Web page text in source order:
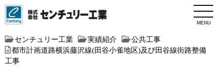
MENU
センチュリー工業 実績紹介
公共工事
都市計画道路横浜藤沢線(田谷小雀地区)及び田谷線街路整備
工事